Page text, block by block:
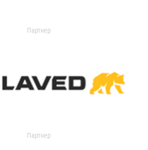
Партнер
Партнер